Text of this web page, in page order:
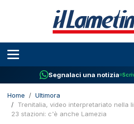
Segnalaci una notizia
Home
Ultimora
Trenitalia, video interpretariato nella
23 stazioni: c'è anche Lamezia